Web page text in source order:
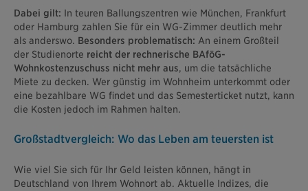
Dabei gilt: In teuren Ballungszentren wie München, Frankfurt
oder Hamburg zahlen Sie für ein WG-Zimmer deutlich mehr
als anderswo. Besonders problematisch: An einem Großteil
der Studienorte reicht der rechnerische BAföG-
Wohnkostenzuschuss nicht mehr aus, um die tatsächliche
Miete zu decken. Wer günstig im Wohnheim unterkommt oder
eine bezahlbare WG findet und das Semesterticket nutzt, kann
die Kosten jedoch im Rahmen halten.
Großstadtvergleich: Wo das Leben am teuersten ist
Wie viel Sie sich für Ihr Geld leisten können, hängt in
Deutschland von Ihrem Wohnort ab. Aktuelle Indizes, die